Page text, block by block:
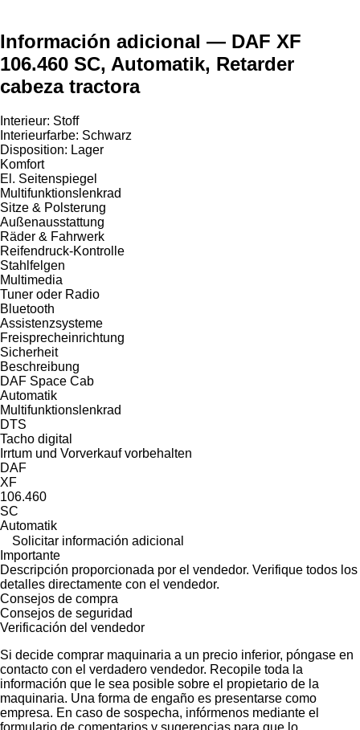
Información adicional — DAF XF
106.460 SC, Automatik, Retarder
cabeza tractora
Interieur: Stoff
Interieurfarbe: Schwarz
Disposition: Lager
Komfort
El. Seitenspiegel
Multifunktionslenkrad
Sitze & Polsterung
Außenausstattung
Räder & Fahrwerk
Reifendruck-Kontrolle
Stahlfelgen
Multimedia
Tuner oder Radio
Bluetooth
Assistenzsysteme
Freisprecheinrichtung
Sicherheit
Beschreibung
DAF Space Cab
Automatik
Multifunktionslenkrad
DTS
Tacho digital
Irrtum und Vorverkauf vorbehalten
DAF
XF
106.460
SC
Automatik
Solicitar información adicional
Importante
Descripción proporcionada por el vendedor. Verifique todos los
detalles directamente con el vendedor.
Consejos de compra
Consejos de seguridad
Verificación del vendedor
Si decide comprar maquinaria a un precio inferior, póngase en
contacto con el verdadero vendedor. Recopile toda la
información que le sea posible sobre el propietario de la
maquinaria. Una forma de engaño es presentarse como
empresa. En caso de sospecha, infórmenos mediante el
formulario de comentarios y sugerencias para que lo